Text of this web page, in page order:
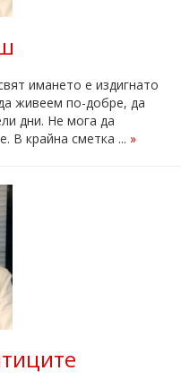
имането е издигнато
живеем по-добре, да
дни. Не мога да
В крайна сметка ... »